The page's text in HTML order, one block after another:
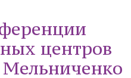
центров